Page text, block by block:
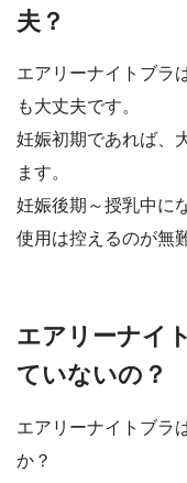
夫？
エアリーナイトブラ
も大丈夫です。
妊娠初期であれば、
ます。
妊娠後期～授乳中に
使用は控えるのが無
エアリーナイ
ていないの？
エアリーナイトブラ
か？